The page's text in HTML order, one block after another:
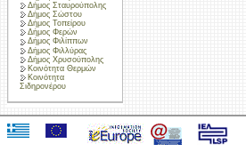
Δήμος Σταυρούπολης
Δήμος Σώστου
Δήμος Τοπείρου
Δήμος Φερών
Δήμος Φιλίππων
Δήμος Φιλλύρας
Δήμος Χρυσούπολης
Κοινότητα Θερμών
Κοινότητα
Σιδηρονέρου